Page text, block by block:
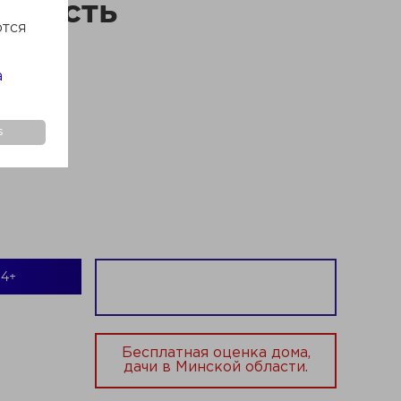
Бесплатная оценка дома,
дачи в Минской области.